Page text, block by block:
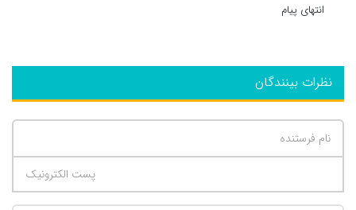
انتهای پیام
نظرات بینندگان